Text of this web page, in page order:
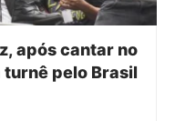
após cantar no
turnê pelo Brasil